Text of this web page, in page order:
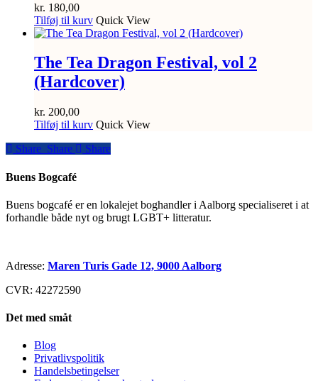
kr. 180,00
Tilføj til kurv Quick View
The Tea Dragon Festival, vol 2
(Hardcover)
kr. 200,00
Tilføj til kurv Quick View
Share
Share Share Share
Buens Bogcafé
Buens bogcafé er en lokalejet boghandler i Aalborg specialiseret i at
forhandle både nyt og brugt LGBT+ litteratur.
Adresse: Maren Turis Gade 12, 9000 Aalborg
CVR: 42272590
Det med småt
Blog
Privatlivspolitik
Handelsbetingelser